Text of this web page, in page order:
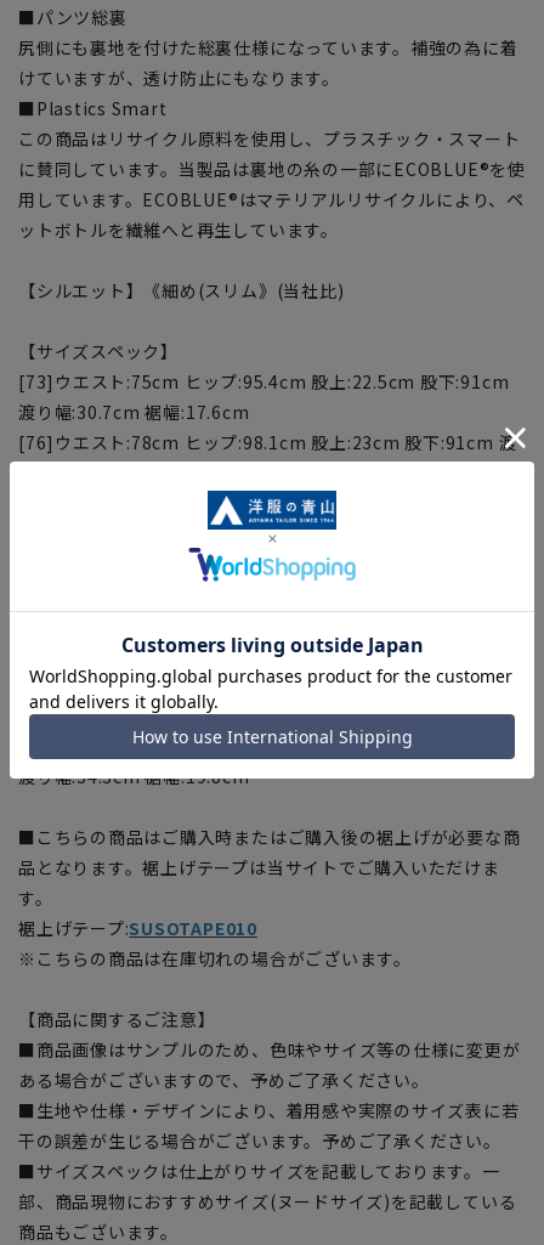
■パンツ総裏
尻側にも裏地を付けた総裏仕様になっています。補強の為に着
けていますが、透け防止にもなります。
■Plastics Smart
この商品はリサイクル原料を使用し、プラスチック・スマート
に賛同しています。当製品は裏地の糸の一部にECOBLUE®を使
用しています。ECOBLUE®はマテリアルリサイクルにより、ペ
ットボトルを繊維へと再生しています。
【シルエット】《細め(スリム》(当社比)
【サイズスペック】
[73]ウエスト:75cm ヒップ:95.4cm 股上:22.5cm 股下:91cm
渡り幅:30.7cm 裾幅:17.6cm
[76]ウエスト:78cm ヒップ:98.1cm 股上:23cm 股下:91cm 渡
[79]ウエスト:81cm ヒップ:100.8cm 股上:23.5cm 股下:91cm
渡り幅:32.1cm 裾幅:18.4cm
[82]ウエスト:84cm ヒップ:103.5cm 股上:24cm 股下:91cm
渡り幅:33.5cm 裾幅:19.2cm
[88]ウエスト:90cm ヒップ:108.9cm 股上:25cm 股下:91cm
渡り幅:34.2cm 裾幅:19.6cm
[91]ウエスト:93cm ヒップ:109.8cm 股上:25cm 股下:91cm
渡り幅:34.3cm 裾幅:19.8cm
■こちらの商品はご購入時またはご購入後の裾上げが必要な商
品となります。裾上げテープは当サイトでご購入いただけま
す。
裾上げテープ:SUSOTAPE010
※こちらの商品は在庫切れの場合がございます。
【商品に関するご注意】
■商品画像はサンプルのため、色味やサイズ等の仕様に変更が
ある場合がございますので、予めご了承ください。
■生地や仕様・デザインにより、着用感や実際のサイズ表に若
干の誤差が生じる場合がございます。予めご了承ください。
■サイズスペックは仕上がりサイズを記載しております。一
部、商品現物におすすめサイズ(ヌードサイズ)を記載している
商品もございます。